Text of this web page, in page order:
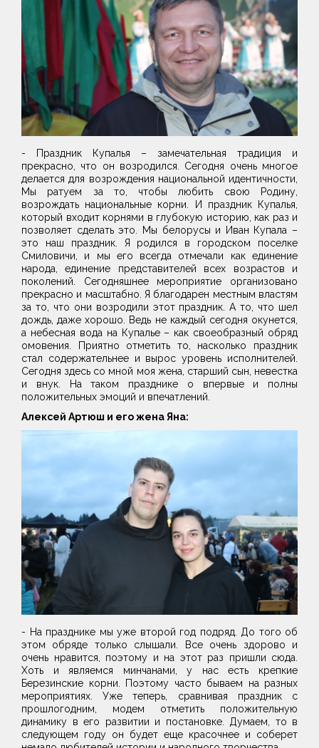
- Праздник Купалья – замечательная традиция и
прекрасно, что он возродился. Сегодня очень многое
делается для возрождения национальной идентичности,
Мы ратуем за то, чтобы любить свою Родину,
возрождать национальные корни. И праздник Купалья,
который входит корнями в глубокую историю, как раз и
позволяет сделать это. Мы белорусы и Иван Купала –
это наш праздник. Я родился в городском поселке
Смиловичи, и мы его всегда отмечали как единение
народа, единение представителей всех возрастов и
поколений. Сегодняшнее мероприятие организовано
прекрасно и масштабно. Я благодарен местным властям
за то, что они возродили этот праздник. А то, что шел
дождь, даже хорошо. Ведь не каждый сегодня окунется,
а небесная вода на Купалье – как своеобразный обряд
омовения. Приятно отметить то, насколько праздник
стал содержательнее и вырос уровень исполнителей.
Сегодня здесь со мной моя жена, старший сын, невестка
и внук. На таком празднике о впервые и полны
положительных эмоций и впечатлений.
Алексей Артюш и его жена Яна:
- На празднике мы уже второй год подряд. До того об
этом обряде только слышали. Все очень здорово и
очень нравится, поэтому и на этот раз пришли сюда.
Хоть и являемся минчанами, у нас есть крепкие
Березинские корни. Поэтому часто бываем на разных
мероприятиях. Уже теперь, сравнивая праздник с
прошлогодним, модем отметить положительную
динамику в его развитии и постановке. Думаем, то в
следующем году он будет еще красочнее и соберет